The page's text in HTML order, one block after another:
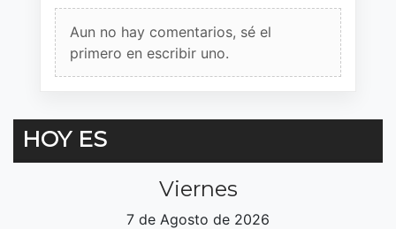
Aun no hay comentarios, sé el
primero en escribir uno.
HOY ES
Viernes
7 de Agosto de 2026